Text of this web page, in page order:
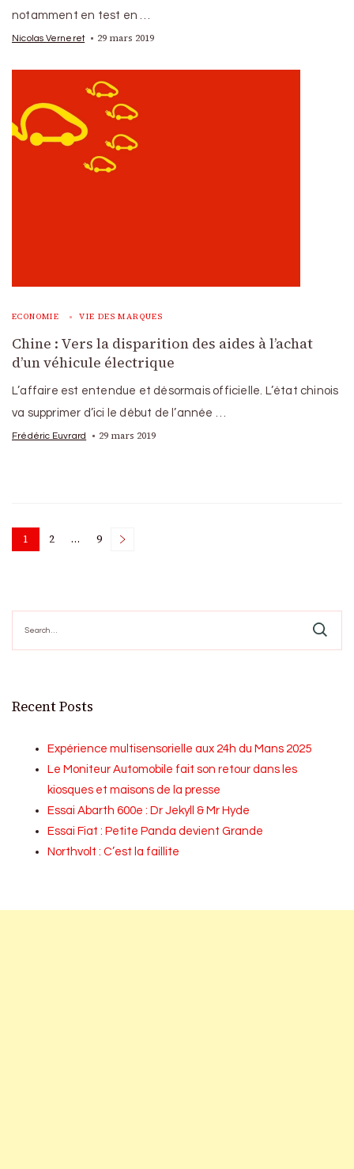
notamment en test en …
Nicolas Verneret 29 mars 2019
ECONOMIE VIE DES MARQUES
Chine : Vers la disparition des aides à l’achat
d’un véhicule électrique
L’affaire est entendue et désormais officielle. L’état chinois
va supprimer d’ici le début de l’année …
Frédéric Euvrard 29 mars 2019
Posts
Page
1 Page
2 … Page
9
for:
Recent Posts
Expérience multisensorielle aux 24h du Mans 2025
Le Moniteur Automobile fait son retour dans les
kiosques et maisons de la presse
Essai Abarth 600e : Dr Jekyll & Mr Hyde
Essai Fiat : Petite Panda devient Grande
Northvolt : C’est la faillite